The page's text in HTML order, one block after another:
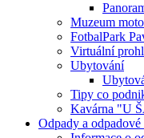
Muzeum
FotbalPark
Virtuální
Ubytování
Tipy co
Kavárna "U
Odpady a